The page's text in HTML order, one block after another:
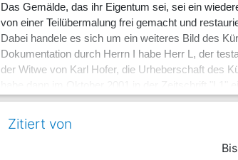
Das Gemälde, das ihr Eigentum sei, sei ein
von einer Teilübermalung frei gemacht und
Dabei handele es sich um ein weiteres Bild des
Dokumentation durch Herrn I habe Herr L, der
der Witwe von Karl Hofer, die Urheberschaft des
Eine naturwissenschaftliche Untersuchung zum
ergeben, dass sich daraus keine Argumente
Die Klägerin hat die Meinung vertreten, der
Zitiert von